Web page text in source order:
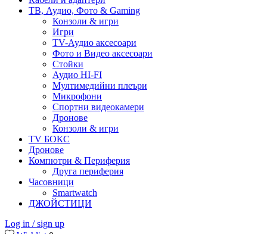
ТВ, Аудио, Фото & Gaming
Конзоли & игри
Игри
TV-Аудио аксесоари
Фото и Видео аксесоари
Стойки
Аудио HI-FI
Мултимедийни плеъри
Микрофони
Спортни видеокамери
Дронове
Конзоли & игри
TV БОКС
Дронове
Компютри & Периферия
Друга периферия
Часовници
Smartwatch
ДЖОЙСТИЦИ
Log in / sign up